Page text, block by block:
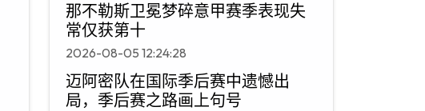
那不勒斯卫冕梦碎意甲赛季表现失
常仅获第十
2026-08-05 12:24:28
迈阿密队在国际季后赛中遗憾出
局，季后赛之路画上句号